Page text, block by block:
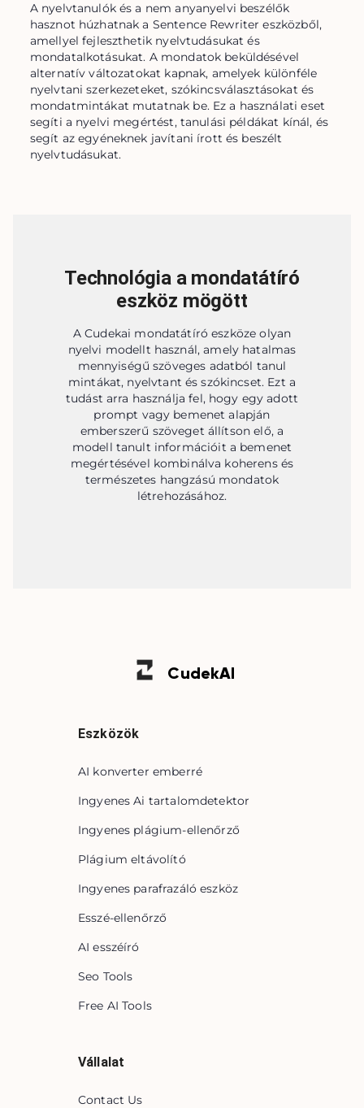
A nyelvtanulók és a nem anyanyelvi beszélők
hasznot húzhatnak a Sentence Rewriter eszközből,
amellyel fejleszthetik nyelvtudásukat és
mondatalkotásukat. A mondatok beküldésével
alternatív változatokat kapnak, amelyek különféle
nyelvtani szerkezeteket, szókincsválasztásokat és
mondatmintákat mutatnak be. Ez a használati eset
segíti a nyelvi megértést, tanulási példákat kínál, és
segít az egyéneknek javítani írott és beszélt
nyelvtudásukat.
Technológia a mondatátíró
eszköz mögött
A Cudekai mondatátíró eszköze olyan
nyelvi modellt használ, amely hatalmas
mennyiségű szöveges adatból tanul
mintákat, nyelvtant és szókincset. Ezt a
tudást arra használja fel, hogy egy adott
prompt vagy bemenet alapján
emberszerű szöveget állítson elő, a
modell tanult információit a bemenet
megértésével kombinálva koherens és
természetes hangzású mondatok
létrehozásához.
CudekAI
Eszközök
AI konverter emberré
Ingyenes Ai tartalomdetektor
Ingyenes plágium-ellenőrző
Plágium eltávolító
Ingyenes parafrazáló eszköz
Esszé-ellenőrző
AI esszéíró
Seo Tools
Free AI Tools
Vállalat
Contact Us